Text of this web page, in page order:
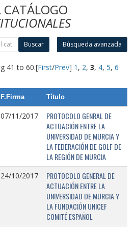
CATÁLOGO
Buscar Búsqueda avanzada
41 to 60.[First/Prev] 1 , 2, 3, 4, 5, 6
F.Firma Título
07/11/2017
PROTOCOLO GENRAL DE
ACTUACIÓN ENTRE LA
UNIVERSIDAD DE MURCIA Y
LA FEDERACIÓN DE GOLF DE
LA REGIÓN DE MURCIA
24/10/2017
PROTOCOLO GENERAL DE
ACTUACIÓN ENTRE LA
UNIVERSIDAD DE MURCIA Y
LA FUNDACIÓN UNICEF
COMITÉ ESPAÑOL